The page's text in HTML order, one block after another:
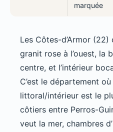
marquée
Les Côtes-d’Armor
granit rose à l’ouest, la
centre, et l’intérieur
C’est le département
littoral/intérieur est le
côtiers entre Perros-
veut la mer, chambres